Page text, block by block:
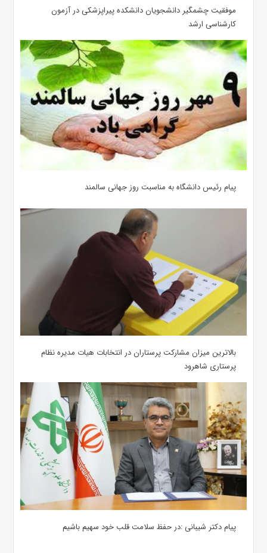
موفقیت چشمگیر دانشجویان دانشکده پیراپزشکی در آزمون
کارشناسی ارشد
پیام رئیس دانشگاه به مناسبت روز جهانی سالمند
بالاترین میزان مشارکت پرستاران در انتخابات هیات مدیره نظام
پرستاری شاهرود
پیام دکتر شیبانی :در حفظ سلامت قلب خود سهیم باشیم